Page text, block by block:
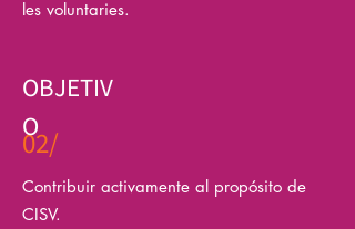
les voluntaries.
02/
OBJETIV
O
Contribuir activamente al propósito de
CISV.